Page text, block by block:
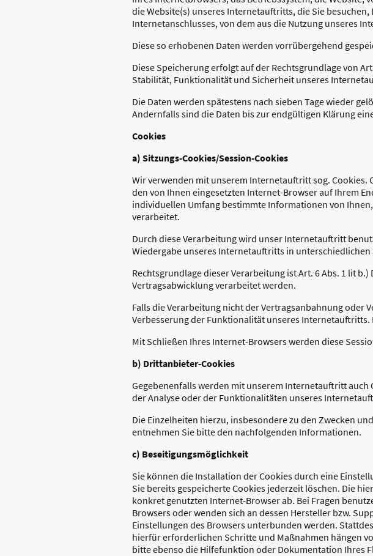
die Website(s) unseres Internetauftritts, die Sie
Internetanschlusses, von dem aus die Nutzung unseres
Diese so erhobenen Daten werden vorrübergehend
Diese Speicherung erfolgt auf der Rechtsgrundlage von
Stabilität, Funktionalität und Sicherheit unseres
Die Daten werden spätestens nach sieben Tage wieder
Andernfalls sind die Daten bis zur endgültigen Klärung
Cookies
a) Sitzungs-Cookies/Session-Cookies
Wir verwenden mit unserem Internetauftritt sog.
den von Ihnen eingesetzten Internet-Browser auf Ihrem
individuellen Umfang bestimmte Informationen von
verarbeitet.
Durch diese Verarbeitung wird unser Internetauftritt
Wiedergabe unseres Internetauftritts in
Rechtsgrundlage dieser Verarbeitung ist Art. 6 Abs. 1 lit
Vertragsabwicklung verarbeitet werden.
Falls die Verarbeitung nicht der Vertragsanbahnung oder
Verbesserung der Funktionalität unseres Internetauftritts.
Mit Schließen Ihres Internet-Browsers werden diese
b) Drittanbieter-Cookies
Gegebenenfalls werden mit unserem Internetauftritt
der Analyse oder der Funktionalitäten unseres
Die Einzelheiten hierzu, insbesondere zu den Zwecken
entnehmen Sie bitte den nachfolgenden Informationen.
c) Beseitigungsmöglichkeit
Sie können die Installation der Cookies durch eine
Sie bereits gespeicherte Cookies jederzeit löschen. Die
konkret genutzten Internet-Browser ab. Bei Fragen
Browsers oder wenden sich an dessen Hersteller bzw.
Einstellungen des Browsers unterbunden werden.
hierfür erforderlichen Schritte und Maßnahmen hängen
bitte ebenso die Hilfefunktion oder Dokumentation Ihres